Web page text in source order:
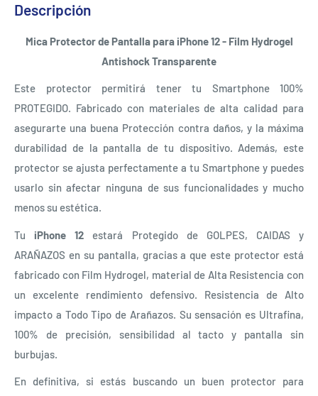
Descripción
Mica Protector de Pantalla para iPhone 12 - Film Hydrogel
Antishock Transparente
Este protector permitirá tener tu Smartphone 100%
PROTEGIDO. Fabricado con materiales de alta calidad para
asegurarte una buena Protección contra daños, y la máxima
durabilidad de la pantalla de tu dispositivo. Además, este
protector se ajusta perfectamente a tu Smartphone y puedes
usarlo sin afectar ninguna de sus funcionalidades y mucho
menos su estética.
TuiPhone 12 estará Protegido de GOLPES, CAIDAS y
ARAÑAZOS en su pantalla, gracias a que este protector está
fabricado con Film Hydrogel, material de Alta Resistencia con
un excelente rendimiento defensivo. Resistencia de Alto
impacto a Todo Tipo de Arañazos. Su sensación es Ultrafina,
100% de precisión, sensibilidad al tacto y pantalla sin
burbujas.
En definitiva, si estás buscando un buen protector para